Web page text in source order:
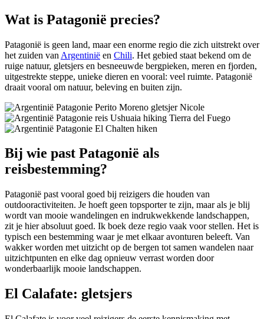
Wat is Patagonië precies?
Patagonië is geen land, maar een enorme regio die zich uitstrekt over
het zuiden van Argentinië en Chili. Het gebied staat bekend om de
ruige natuur, gletsjers en besneeuwde bergpieken, meren en fjorden,
uitgestrekte steppe, unieke dieren en vooral: veel ruimte. Patagonië
draait vooral om natuur, beleving en buiten zijn.
Bij wie past Patagonië als
reisbestemming?
Patagonië past vooral goed bij reizigers die houden van
outdooractiviteiten. Je hoeft geen topsporter te zijn, maar als je blij
wordt van mooie wandelingen en indrukwekkende landschappen,
zit je hier absoluut goed. Ik boek deze regio vaak voor stellen. Het is
typisch een bestemming waar je met elkaar avonturen beleeft. Van
wakker worden met uitzicht op de bergen tot samen wandelen naar
uitzichtpunten en elke dag opnieuw verrast worden door
wonderbaarlijk mooie landschappen.
El Calafate: gletsjers